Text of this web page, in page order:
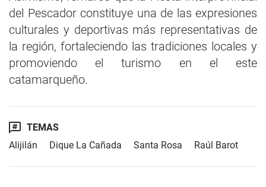
del Pescador constituye una de las expresiones
culturales y deportivas más representativas de
la región, fortaleciendo las tradiciones locales y
promoviendo el turismo en el este
catamarqueño.
TEMAS
Alijilán
Dique La Cañada Santa Rosa Raúl Barot